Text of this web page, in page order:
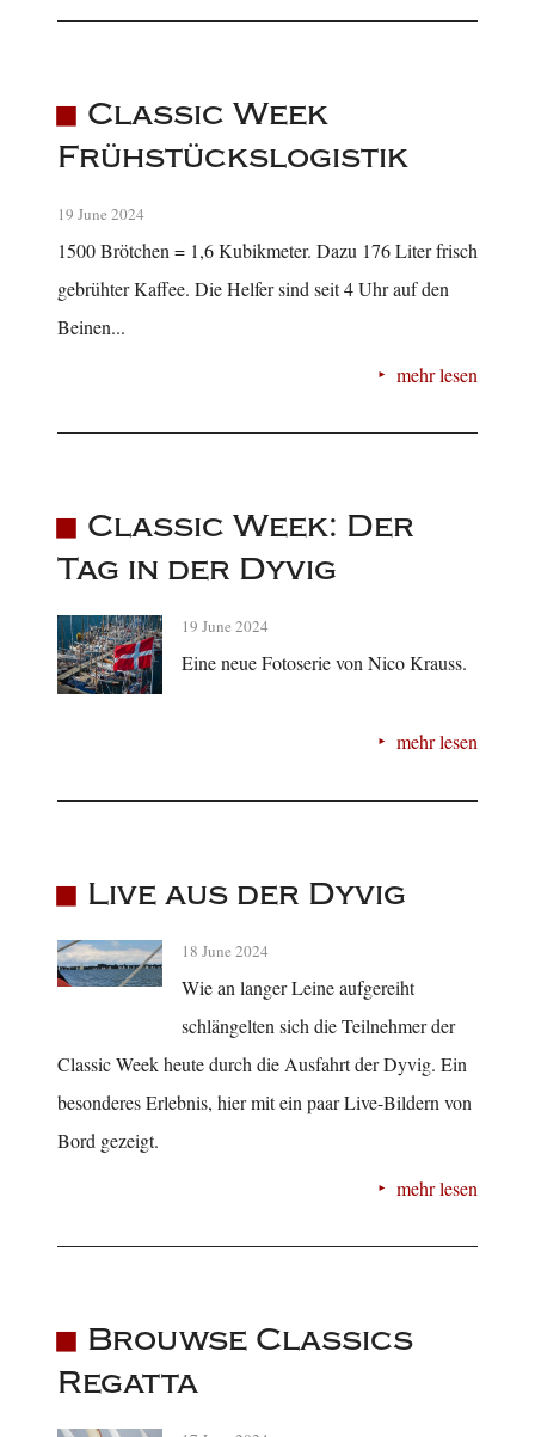
Classic Week
Frühstückslogistik
19 June 2024
1500 Brötchen = 1,6 Kubikmeter. Dazu 176 Liter frisch
gebrühter Kaffee. Die Helfer sind seit 4 Uhr auf den
Beinen...
mehr lesen
Classic Week: Der
Tag in der Dyvig
19 June 2024
Eine neue Fotoserie von Nico Krauss.
mehr lesen
Live aus der Dyvig
18 June 2024
Wie an langer Leine aufgereiht
schlängelten sich die Teilnehmer der
Classic Week heute durch die Ausfahrt der Dyvig. Ein
besonderes Erlebnis, hier mit ein paar Live-Bildern von
Bord gezeigt.
mehr lesen
Brouwse Classics
Regatta